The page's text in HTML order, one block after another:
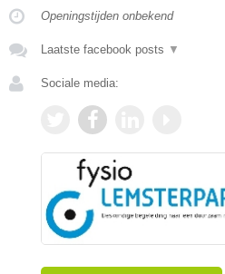
Openingstijden onbekend
Laatste facebook posts ▼
Sociale media: